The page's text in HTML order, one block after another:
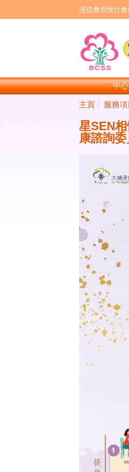
浸信會欣悅社會
中
主頁 服務項
星SEN
康諮詢